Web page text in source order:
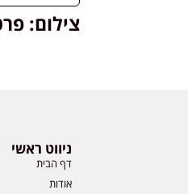
צילום:
ניווט ראשי
דף הבית
אודות